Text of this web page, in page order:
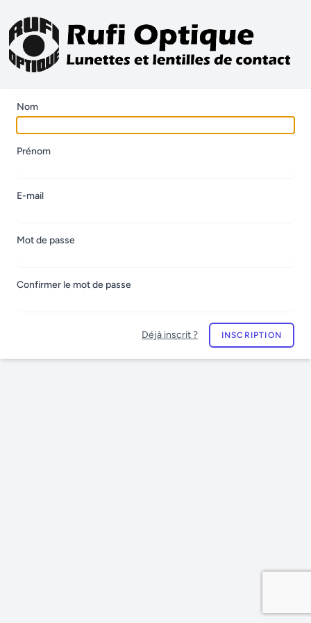
Nom
Prénom
E-mail
Mot de passe
Confirmer le mot de passe
Déjà inscrit ? INSCRIPTION